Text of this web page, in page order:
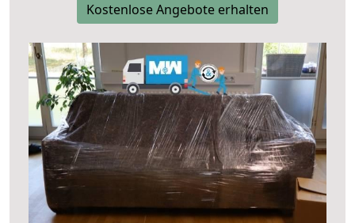
Kostenlose Angebote erhalten